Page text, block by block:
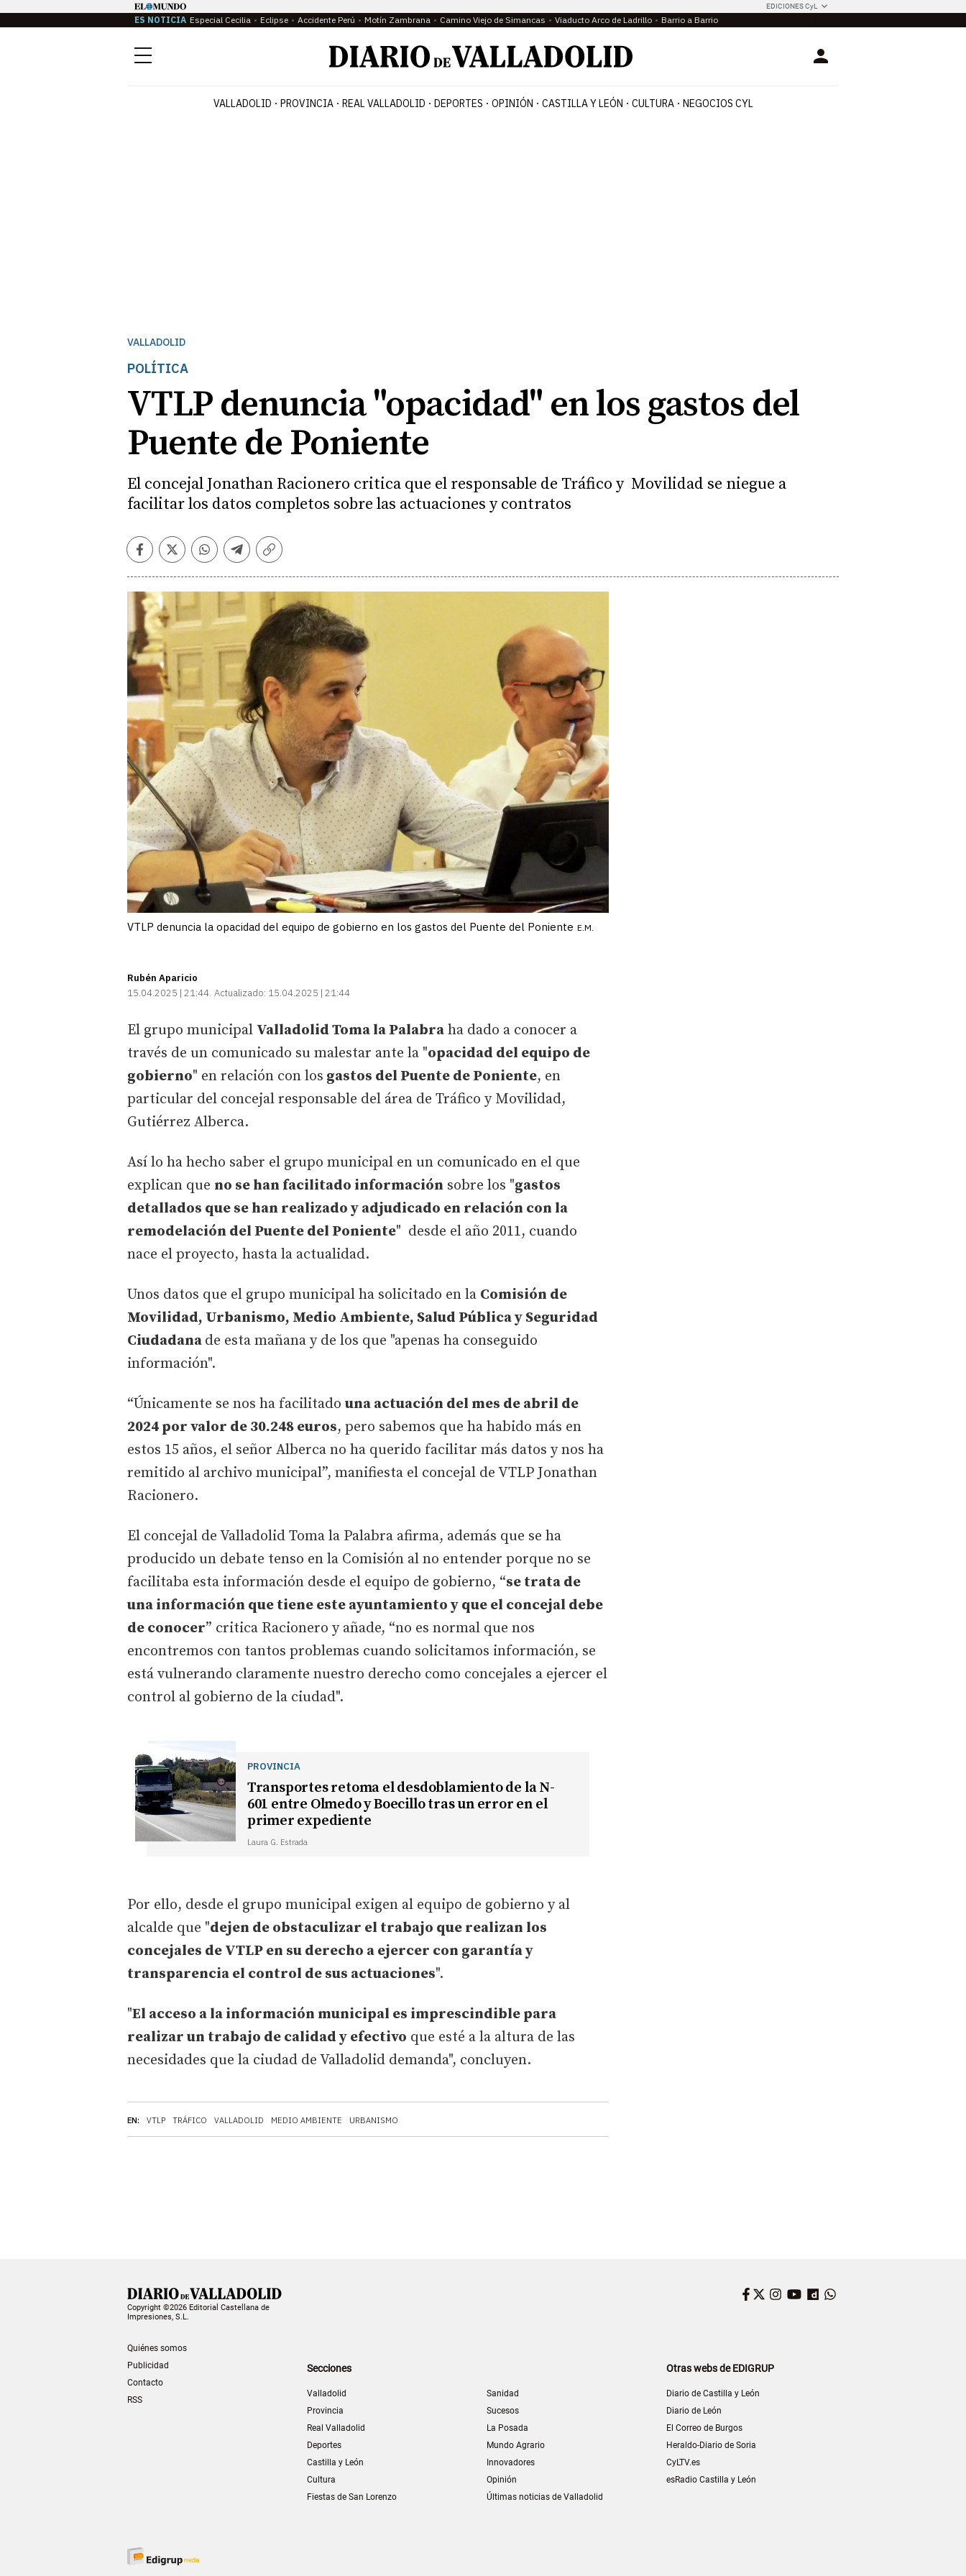
EDICIONES CyL
ES NOTICIA Especial Cecilia Eclipse Accidente Perú Motín Zambrana Camino Viejo de Simancas Viaducto Arco de Ladrillo Barrio a Barrio
Menú Login
VALLADOLID PROVINCIA REAL VALLADOLID DEPORTES OPINIÓN CASTILLA Y LEÓN CULTURA NEGOCIOS CYL
VALLADOLID
POLÍTICA
VTLP denuncia "opacidad" en los gastos del
Puente de Poniente
El concejal Jonathan Racionero critica que el responsable de Tráfico y Movilidad se niegue a
facilitar los datos completos sobre las actuaciones y contratos
Facebook
TwitterWhatsapp
Telegram
Copiar
VTLP denuncia la opacidad del equipo de gobierno en los gastos del Puente del Poniente E.M.
Rubén Aparicio
15.04.2025 | 21:44 Actualizado: 15.04.2025 | 21:44
EN: VTLP TRÁFICO VALLADOLID MEDIO AMBIENTE URBANISMO
El grupo municipal Valladolid Toma la Palabra ha dado a conocer a
través de un comunicado su malestar ante la "opacidad del equipo de
gobierno" en relación con los gastos del Puente de Poniente, en
particular del concejal responsable del área de Tráfico y Movilidad,
Gutiérrez Alberca.
Así lo ha hecho saber el grupo municipal en un comunicado en el que
explican que no se han facilitado información sobre los "gastos
detallados que se han realizado y adjudicado en relación con la
remodelación del Puente del Poniente" desde el año 2011, cuando
nace el proyecto, hasta la actualidad.
Unos datos que el grupo municipal ha solicitado en la Comisión de
Movilidad, Urbanismo, Medio Ambiente, Salud Pública y Seguridad
Ciudadana de esta mañana y de los que "apenas ha conseguido
información".
“Únicamente se nos ha facilitado una actuación del mes de abril de
2024 por valor de 30.248 euros, pero sabemos que ha habido más en
estos 15 años, el señor Alberca no ha querido facilitar más datos y nos ha
remitido al archivo municipal”, manifiesta el concejal de VTLP Jonathan
Racionero.
El concejal de Valladolid Toma la Palabra afirma, además que se ha
producido un debate tenso en la Comisión al no entender porque no se
facilitaba esta información desde el equipo de gobierno, “se trata de
una información que tiene este ayuntamiento y que el concejal debe
de conocer” critica Racionero y añade, “no es normal que nos
encontremos con tantos problemas cuando solicitamos información, se
está vulnerando claramente nuestro derecho como concejales a ejercer el
control al gobierno de la ciudad".
PROVINCIA
Transportes retoma el desdoblamiento de la N-
601 entre Olmedo y Boecillo tras un error en el
primer expediente
Laura G. Estrada
Por ello, desde el grupo municipal exigen al equipo de gobierno y al
alcalde que "dejen de obstaculizar el trabajo que realizan los
concejales de VTLP en su derecho a ejercer con garantía y
transparencia el control de sus actuaciones".
"El acceso a la información municipal es imprescindible para
realizar un trabajo de calidad y efectivo que esté a la altura de las
necesidades que la ciudad de Valladolid demanda", concluyen.
Copyright ©2026 Editorial Castellana de
Impresiones, S.L.
Quiénes somos
Publicidad
Contacto
RSS
Facebook
Twitter
Instagram
YouTube
Dailymotion
Secciones
Valladolid
Provincia
Real Valladolid
Deportes
Castilla y León
Cultura
Fiestas de San Lorenzo
Sanidad
Sucesos
La Posada
Mundo Agrario
Innovadores
Opinión
Últimas noticias de Valladolid
Otras webs de EDIGRUP
Diario de Castilla y León
Diario de León
El Correo de Burgos
Heraldo-Diario de Soria
CyLTV.es
esRadio Castilla y León